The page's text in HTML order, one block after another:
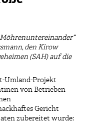
den Kirow
(SAH) auf die
Umland-Projekt
von Betrieben
Gericht
zubereitet wurde: